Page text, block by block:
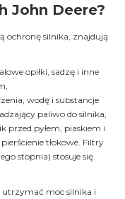
John Deere?
ochronę silnika, znajdują
opiłki, sadzę i inne
wodę i substancje
paliwo do silnika,
przed pyłem, piaskiem i
tłokowe. Filtry
stopnia) stosuje się
moc silnika i